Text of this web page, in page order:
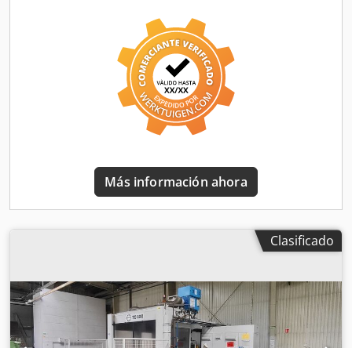
Más información ahora
Clasificado